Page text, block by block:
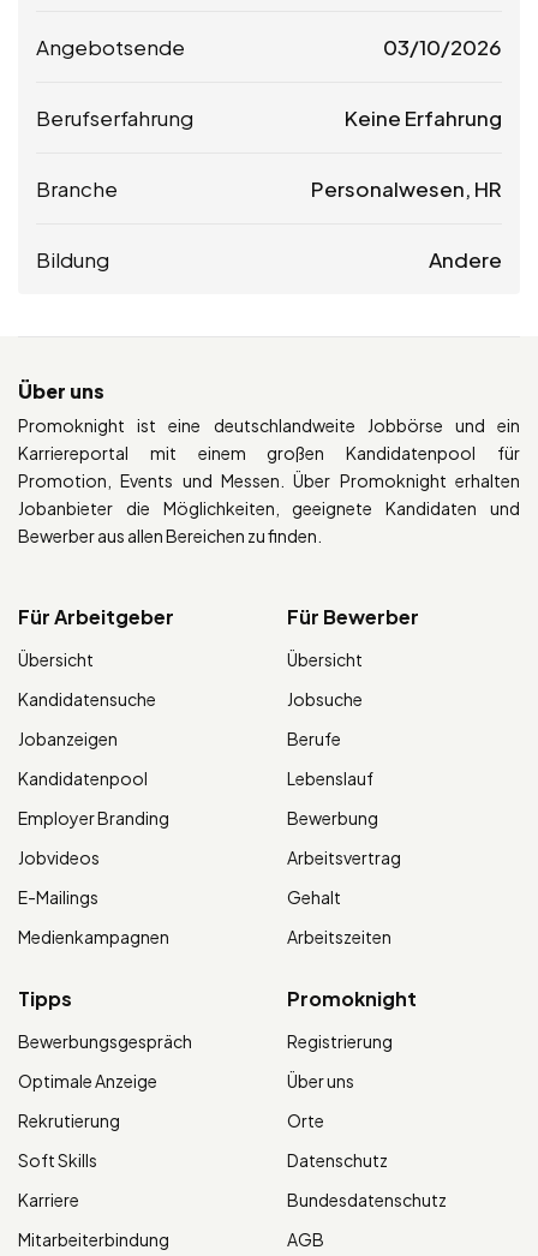
Angebotsende 03/10/2026
Berufserfahrung Keine Erfahrung
Branche Personalwesen, HR
Bildung Andere
Über uns
Promoknight ist eine deutschlandweite Jobbörse und ein
Karriereportal mit einem großen Kandidatenpool für
Promotion, Events und Messen. Über Promoknight erhalten
Jobanbieter die Möglichkeiten, geeignete Kandidaten und
Bewerber aus allen Bereichen zu finden.
Für Arbeitgeber
Übersicht
Kandidatensuche
Jobanzeigen
Kandidatenpool
Employer Branding
Jobvideos
E-Mailings
Medienkampagnen
Für Bewerber
Übersicht
Jobsuche
Berufe
Lebenslauf
Bewerbung
Arbeitsvertrag
Gehalt
Arbeitszeiten
Tipps
Bewerbungsgespräch
Optimale Anzeige
Rekrutierung
Soft Skills
Karriere
Mitarbeiterbindung
Promoknight
Registrierung
Über uns
Orte
Datenschutz
Bundesdatenschutz
AGB